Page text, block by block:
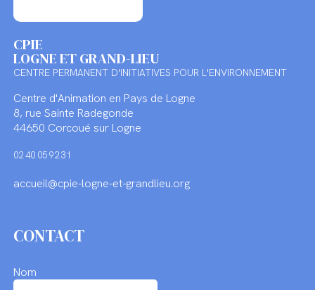
CPIE
LOGNE ET GRAND-LIEU
CENTRE PERMANENT D'INITIATIVES POUR L'ENVIRONNEMENT
Centre d'Animation en Pays de Logne
8, rue Sainte Radegonde
44650 Corcoué sur Logne
02 40 05 92 31
accueil@cpie-logne-et-grandlieu.org
CONTACT
Nom